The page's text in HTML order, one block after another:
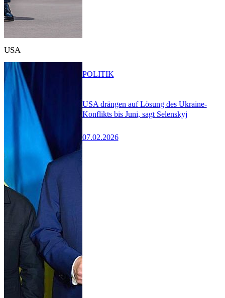
USA
USA drängen auf Lösung des Ukraine-
Konflikts bis Juni, sagt Selenskyj
07.02.2026
POLITIK